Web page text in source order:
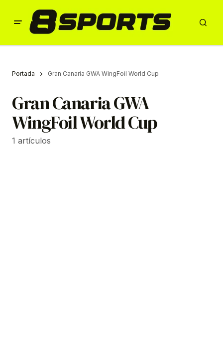
Portada Gran Canaria GWA WingFoil World Cup
Gran Canaria GWA
WingFoil World Cup
1 artículos